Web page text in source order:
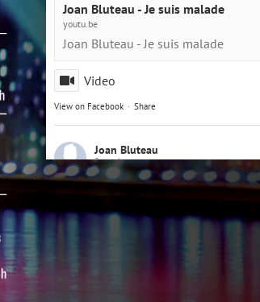
Joan Bluteau - Je suis malade
youtu.be
Joan Bluteau - Je suis malade
Video
View on Facebook · Share
Joan Bluteau
3 weeks ago
J'ai le plaisir de faire partie de ce bel
événement avec plusieurs autres
#succès
#village